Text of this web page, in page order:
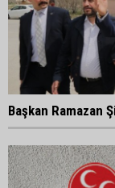
Başkan Ramazan